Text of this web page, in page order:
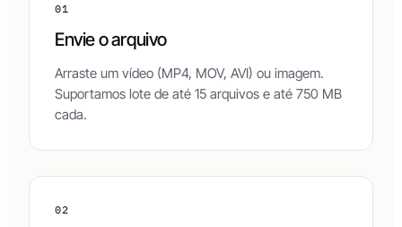
01
Envie o arquivo
Arraste um vídeo (MP4, MOV, AVI) ou imagem.
Suportamos lote de até 15 arquivos e até 750 MB
cada.
02